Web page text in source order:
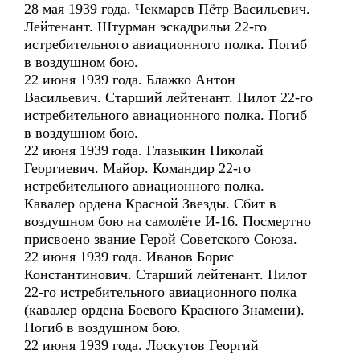
28 мая 1939 года. Чекмарев Пётр Васильевич.
Лейтенант. Штурман эскадрильи 22-го
истребительного авиационного полка. Погиб
в воздушном бою.
22 июня 1939 года. Блажко Антон
Васильевич. Старший лейтенант. Пилот 22-го
истребительного авиационного полка. Погиб
в воздушном бою.
22 июня 1939 года. Глазыкин Николай
Георгиевич. Майор. Командир 22-го
истребительного авиационного полка.
Кавалер ордена Красной Звезды. Сбит в
воздушном бою на самолёте И-16. Посмертно
присвоено звание Герой Советского Союза.
22 июня 1939 года. Иванов Борис
Константинович. Старший лейтенант. Пилот
22-го истребительного авиационного полка
(кавалер ордена Боевого Красного Знамени).
Погиб в воздушном бою.
22 июня 1939 года. Лоскутов Георгий